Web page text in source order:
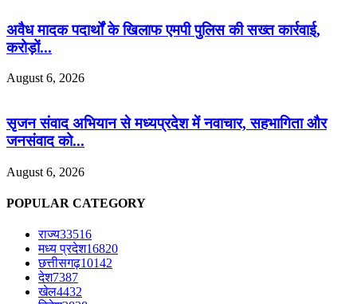
अवैध मादक पदार्थों के खिलाफ एमपी पुलिस की सख्त कार्रवाई,
करोड़ों...
August 6, 2026
सृजन संवाद अभियान से मध्यप्रदेश में नवाचार, सहभागिता और
जनसंवाद को...
August 6, 2026
POPULAR CATEGORY
राज्य33516
मध्य प्रदेश16820
छत्तीसगढ़10142
देश7387
खेल4432